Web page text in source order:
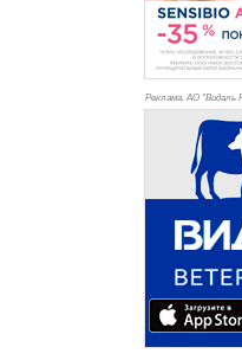
Реклама. АО "Видаль